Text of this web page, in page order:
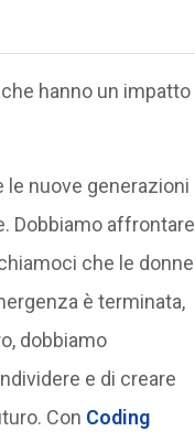
hanno un impatto
le nuove generazioni
Dobbiamo affrontare
che le donne
è terminata,
dobbiamo
e di creare
Con Coding